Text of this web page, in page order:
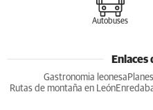
Autobuses
Gastronomia leonesa
Rutas de montaña en León